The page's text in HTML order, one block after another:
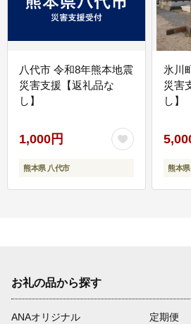
八代市 令和8年熊本地震
災害支援【返礼品な
し】
1,000円
熊本県 八代市
氷川
災害
し】
熊本県
お礼の品から探す
ANAオリジナル
定期便